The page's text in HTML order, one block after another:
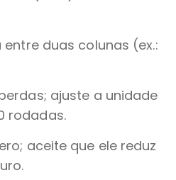
duas colunas (ex.:
ajuste a unidade
rodadas.
aceite que ele reduz